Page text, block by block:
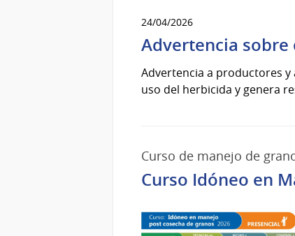
24/04/2026
Advertencia sobre
Advertencia a productores y
uso del herbicida y genera
Curso de manejo de
Curso Idóneo en